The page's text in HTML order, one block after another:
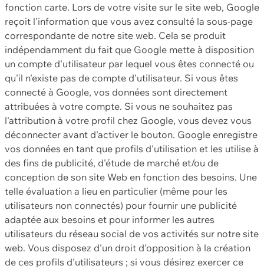
fonction carte. Lors de votre visite sur le site web, Google
reçoit l'information que vous avez consulté la sous-page
correspondante de notre site web. Cela se produit
indépendamment du fait que Google mette à disposition
un compte d'utilisateur par lequel vous êtes connecté ou
qu'il n'existe pas de compte d'utilisateur. Si vous êtes
connecté à Google, vos données sont directement
attribuées à votre compte. Si vous ne souhaitez pas
l'attribution à votre profil chez Google, vous devez vous
déconnecter avant d'activer le bouton. Google enregistre
vos données en tant que profils d'utilisation et les utilise à
des fins de publicité, d'étude de marché et/ou de
conception de son site Web en fonction des besoins. Une
telle évaluation a lieu en particulier (même pour les
utilisateurs non connectés) pour fournir une publicité
adaptée aux besoins et pour informer les autres
utilisateurs du réseau social de vos activités sur notre site
web. Vous disposez d'un droit d'opposition à la création
de ces profils d'utilisateurs ; si vous désirez exercer ce